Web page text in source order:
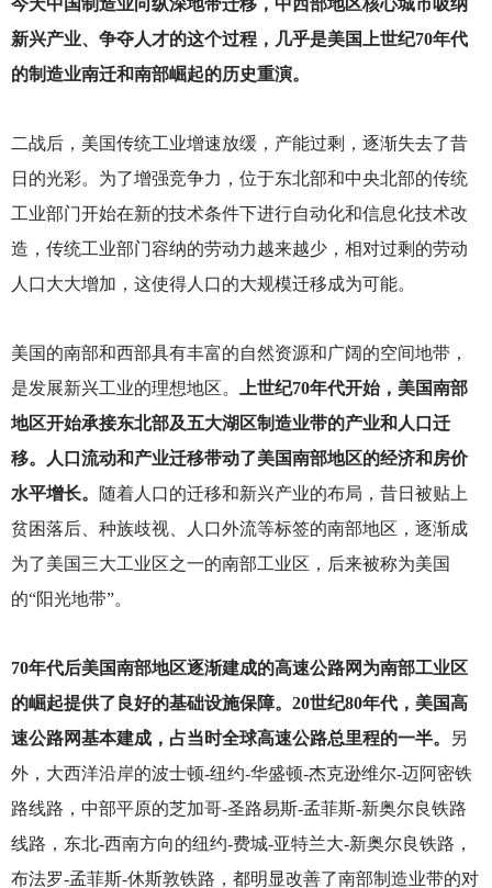
新兴产业、争夺人才的这个过程，几乎是美国上世纪70年代
的制造业南迁和南部崛起的历史重演。
二战后，美国传统工业增速放缓，产能过剩，逐渐失去了昔
日的光彩。为了增强竞争力，位于东北部和中央北部的传统
工业部门开始在新的技术条件下进行自动化和信息化技术改
造，传统工业部门容纳的劳动力越来越少，相对过剩的劳动
人口大大增加，这使得人口的大规模迁移成为可能。
美国的南部和西部具有丰富的自然资源和广阔的空间地带，
是发展新兴工业的理想地区。
上世纪70年代开始，美国南部
地区开始承接东北部及五大湖区制造业带的产业和人口迁
移。人口流动和产业迁移带动了美国南部地区的经济和房价
水平增长。
随着人口的迁移和新兴产业的布局，昔日被贴上
贫困落后、种族歧视、人口外流等标签的南部地区，逐渐成
为了美国三大工业区之一的南部工业区，后来被称为美国
的“阳光地带”。
70年代后美国南部地区逐渐建成的高速公路网为南部工业区
的崛起提供了良好的基础设施保障。20世纪80年代，美国高
速公路网基本建成，占当时全球高速公路总里程的一半。
另
外，大西洋沿岸的波士顿-纽约-华盛顿-杰克逊维尔-迈阿密铁
路线路，中部平原的芝加哥-圣路易斯-孟菲斯-新奥尔良铁路
线路，东北-西南方向的纽约-费城-亚特兰大-新奥尔良铁路，
布法罗-孟菲斯-休斯敦铁路，都明显改善了南部制造业带的对